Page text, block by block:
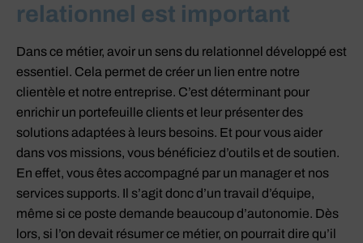
relationnel est important
Dans ce métier, avoir un sens du relationnel développé est
essentiel. Cela permet de créer un lien entre notre
clientèle et notre entreprise. C’est déterminant pour
enrichir un portefeuille clients et leur présenter des
solutions adaptées à leurs besoins. Et pour vous aider
dans vos missions, vous bénéficiez d’outils et de soutien.
En effet, vous êtes accompagné par un manager et nos
services supports. Il s’agit donc d’un travail d’équipe,
même si ce poste demande beaucoup d’autonomie. Dès
lors, si l’on devait résumer ce métier, on pourrait dire qu’il